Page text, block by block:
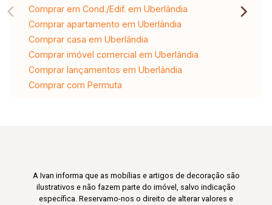
Comprar em Cond./Edif. em Uberlândia
Comprar apartamento em Uberlândia
Comprar casa em Uberlândia
Comprar imóvel comercial em Uberlândia
Comprar lançamentos em Uberlândia
Comprar com Permuta
A Ivan informa que as mobílias e artigos de decoração são
ilustrativos e não fazem parte do imóvel, salvo indicação
específica. Reservamo-nos o direito de alterar valores e